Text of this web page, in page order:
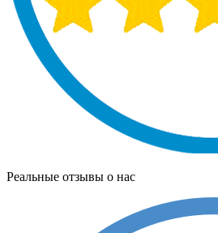
Реальные отзывы о нас